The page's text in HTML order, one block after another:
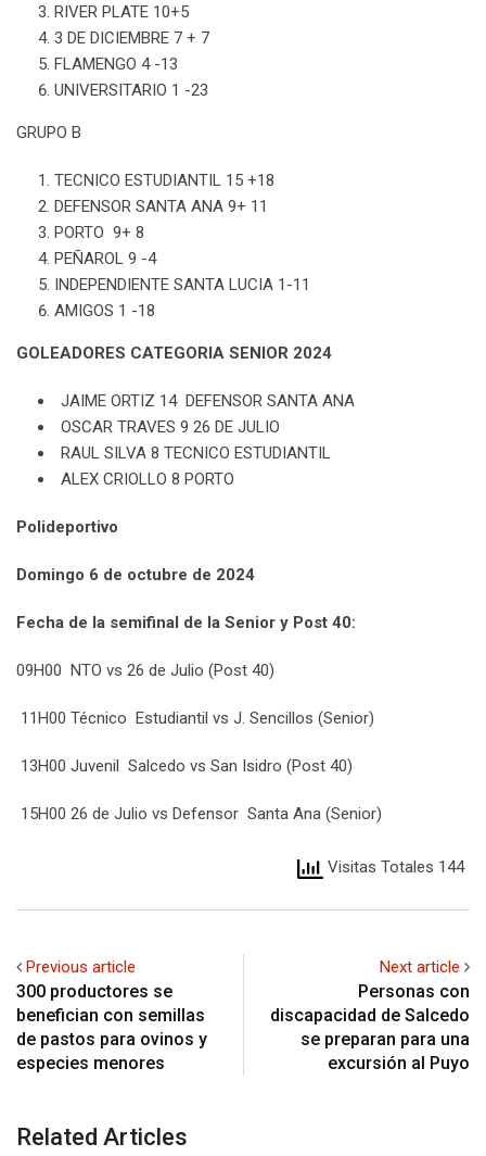
RIVER PLATE 10+5
3 DE DICIEMBRE 7 + 7
FLAMENGO 4 -13
UNIVERSITARIO 1 -23
GRUPO B
TECNICO ESTUDIANTIL 15 +18
DEFENSOR SANTA ANA 9+ 11
PORTO 9+ 8
PEÑAROL 9 -4
INDEPENDIENTE SANTA LUCIA 1-11
AMIGOS 1 -18
GOLEADORES CATEGORIA SENIOR 2024
JAIME ORTIZ 14 DEFENSOR SANTA ANA
OSCAR TRAVES 9 26 DE JULIO
RAUL SILVA 8 TECNICO ESTUDIANTIL
ALEX CRIOLLO 8 PORTO
Polideportivo
Domingo 6 de octubre de 2024
Fecha de la semifinal de la Senior y Post 40:
09H00 NTO vs 26 de Julio (Post 40)
11H00 Técnico Estudiantil vs J. Sencillos (Senior)
13H00 Juvenil Salcedo vs San Isidro (Post 40)
15H00 26 de Julio vs Defensor Santa Ana (Senior)
Visitas Totales 144
Previous article
300 productores se
benefician con semillas
de pastos para ovinos y
especies menores
Next article
Personas con
discapacidad de Salcedo
se preparan para una
excursión al Puyo
Related Articles